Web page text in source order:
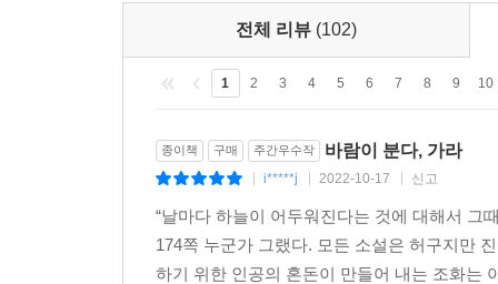
전체 리뷰 (102)
1 2 3 4 5 6 7 8 9 10
종이책 구매 주간우수작 바람이 분다, 가라
i*****j 2022-10-17 신고
“날마다 하늘이 어두워진다는 것에 대해서 그
174쪽 누군가 그랬다. 모든 소설은 허구지만
하기 위한 인공의 혼돈이 만들어 내는 조화는